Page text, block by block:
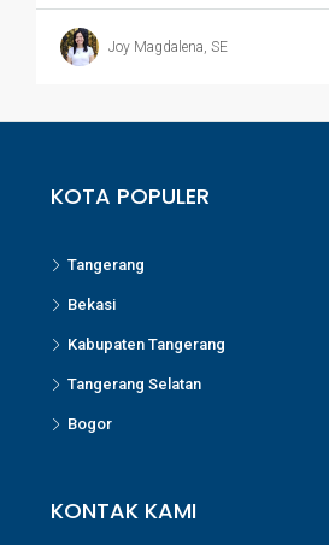
Joy Magdalena, SE
KOTA POPULER
Tangerang
Bekasi
Kabupaten Tangerang
Tangerang Selatan
Bogor
KONTAK KAMI